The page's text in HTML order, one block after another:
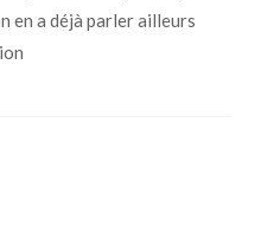
en a déjà parler ailleurs